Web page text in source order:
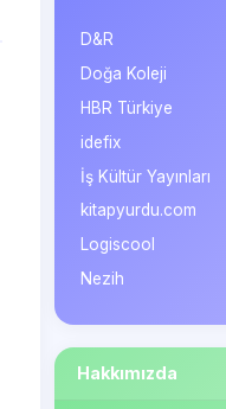
D&R
Doğa Koleji
HBR Türkiye
idefix
İş Kültür Yayınları
kitapyurdu.com
Logiscool
Nezih
Hakkımızda